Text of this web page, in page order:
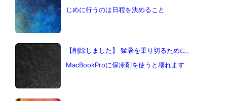
じめに行うのは日程を決めること
【削除しました】 猛暑を乗り切るために、
MacBookProに保冷剤を使うと壊れます